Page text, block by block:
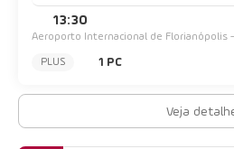
13:30
Aeroporto Internacional de Florianópolis
PLUS 1 PC
Veja